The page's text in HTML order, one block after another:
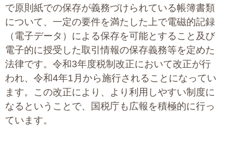
で原則紙での保存が義務づけられている帳簿書類
について、一定の要件を満たした上で電磁的記録
（電子データ）による保存を可能とすること及び
電子的に授受した取引情報の保存義務等を定めた
法律です。令和3年度税制改正において改正が行
われ、令和4年1月から施行されることになってい
ます。この改正により、より利用しやすい制度に
なるということで、国税庁も広報を積極的に行っ
ています。